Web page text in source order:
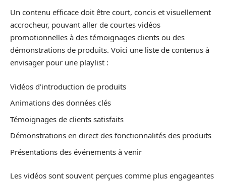
Un contenu efficace doit être court, concis et visuellement
accrocheur, pouvant aller de courtes vidéos
promotionnelles à des témoignages clients ou des
démonstrations de produits. Voici une liste de contenus à
envisager pour une playlist :
Vidéos d’introduction de produits
Animations des données clés
Témoignages de clients satisfaits
Démonstrations en direct des fonctionnalités des produits
Présentations des événements à venir
Les vidéos sont souvent perçues comme plus engageantes